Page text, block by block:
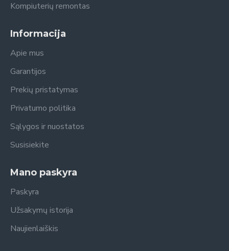
Kompiuterių remontas
Informacija
Apie mus
Garantijos
Prekių pristatymas
Privatumo politika
Sąlygos ir nuostatos
Susisiekite
Mano paskyra
Paskyra
Užsakymų istorija
Naujienlaiškis